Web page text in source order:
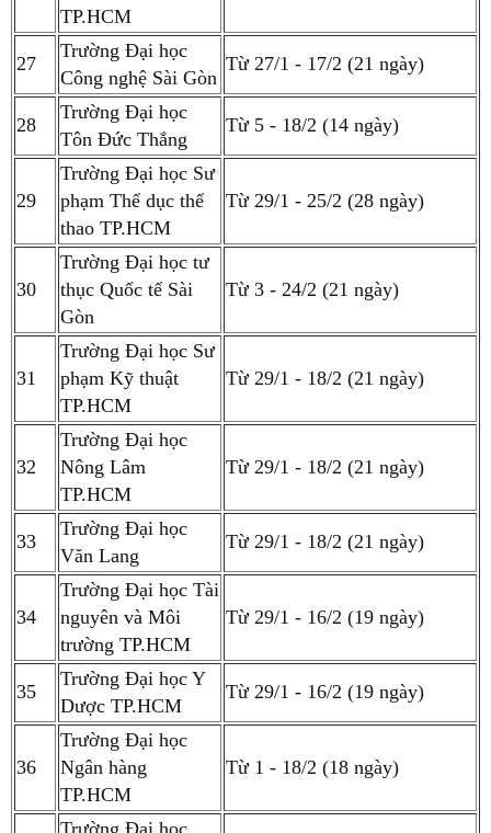
TP.HCM
27
Trường Đại học
Công nghệ Sài Gòn
Từ 27/1 - 17/2 (21 ngày)
28
Trường Đại học
Tôn Đức Thắng
Từ 5 - 18/2 (14 ngày)
29
Trường Đại học Sư
phạm Thể dục thể
thao TP.HCM
Từ 29/1 - 25/2 (28 ngày)
30
Trường Đại học tư
thục Quốc tế Sài
Gòn
Từ 3 - 24/2 (21 ngày)
31
Trường Đại học Sư
phạm Kỹ thuật
TP.HCM
Từ 29/1 - 18/2 (21 ngày)
32
Trường Đại học
Nông Lâm
TP.HCM
Từ 29/1 - 18/2 (21 ngày)
33
Trường Đại học
Văn Lang
Từ 29/1 - 18/2 (21 ngày)
34
Trường Đại học Tài
nguyên và Môi
trường TP.HCM
Từ 29/1 - 16/2 (19 ngày)
35
Trường Đại học Y
Dược TP.HCM
Từ 29/1 - 16/2 (19 ngày)
36
Trường Đại học
Ngân hàng
TP.HCM
Từ 1 - 18/2 (18 ngày)
Trường Đại học